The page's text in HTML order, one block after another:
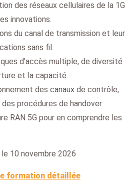
des réseaux cellulaires de la 1G
innovations.
du canal de transmission et leur
sans fil.
d'accès multiple, de diversité
et la capacité.
des canaux de contrôle,
procédures de handover.
RAN 5G pour en comprendre les
le 10 novembre 2026
formation détaillée